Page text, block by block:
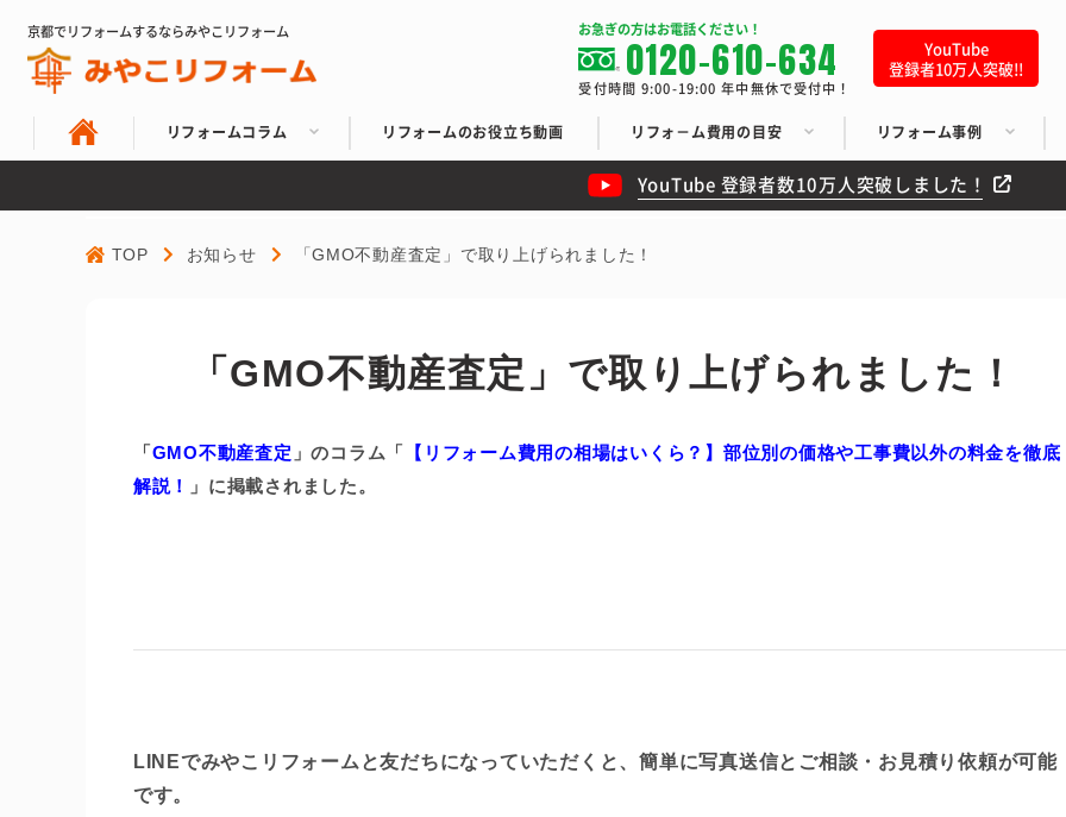
京都でリフォームするならみやこリフォーム お急ぎの方はお電話ください！
0120-610-634
受付時間 9:00-19:00 年中無休で受付中！
YouTube
登録者10万人突破!!
リフォームコラム リフォームのお役立ち動画 リフォ－ム費用の目安 リフォーム事例
YouTube 登録者数10万人突破しました！
TOP お知らせ 「GMO不動産査定」で取り上げられました！
「GMO不動産査定」で取り上げられました！
「GMO不動産査定 」のコラム「 【 リフォーム費用の相場はいくら？】 部位別の価格や工事費以外の料金を徹底
解説！
」 に掲載されました。
LINEでみやこリフォームと友だちになっていただくと、簡単に写真送信とご相談・お見積り依頼が可能
です。